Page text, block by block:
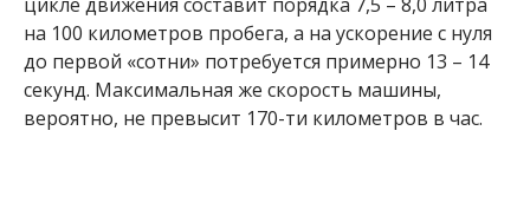
на 100 километров пробега, а на ускорение с нуля
до первой «сотни» потребуется примерно 13 – 14
секунд. Максимальная же скорость машины,
вероятно, не превысит 170-ти километров в час.